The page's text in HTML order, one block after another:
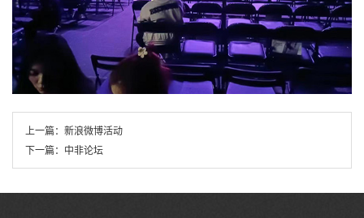
上一篇： 新浪微博活动
下一篇： 中非论坛